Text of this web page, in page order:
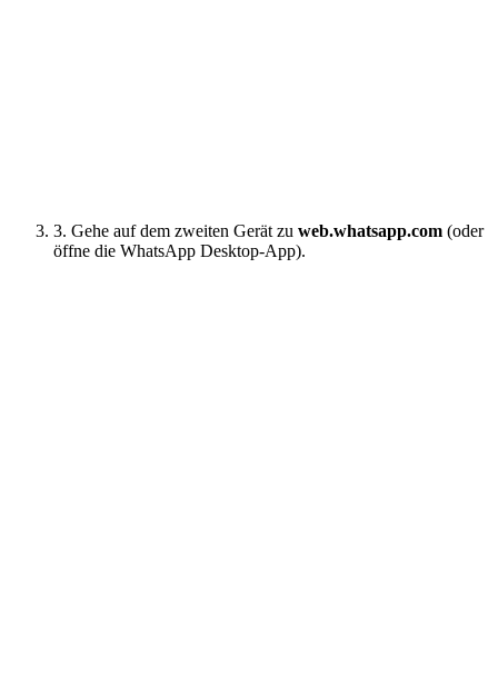
3. Gehe auf dem zweiten Gerät zu web.whatsapp.com (oder
öffne die WhatsApp Desktop-App).